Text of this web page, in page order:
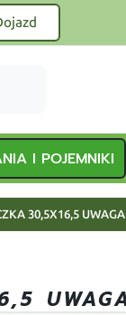
I POJEMNIKI
30,5X16,5 UWAGA